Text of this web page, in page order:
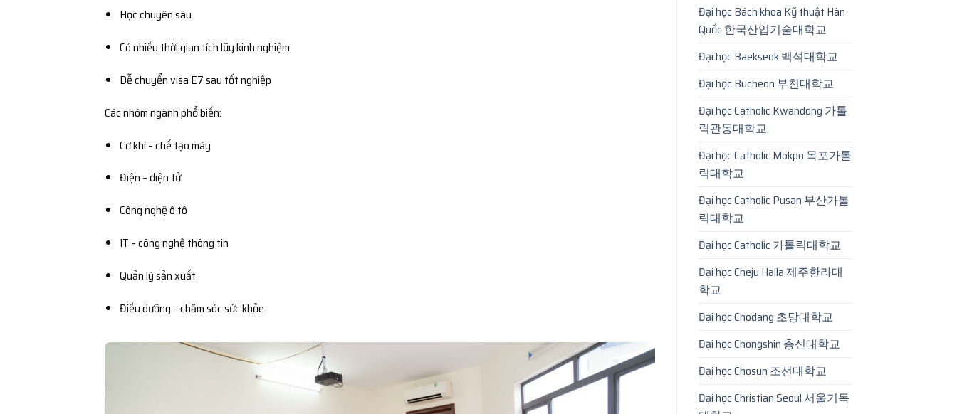
Học chuyên sâu
Có nhiều thời gian tích lũy kinh nghiệm
Dễ chuyển visa E7 sau tốt nghiệp
Các nhóm ngành phổ biến:
Cơ khí – chế tạo máy
Điện – điện tử
Công nghệ ô tô
IT – công nghệ thông tin
Quản lý sản xuất
Điều dưỡng – chăm sóc sức khỏe
Đại học Bách khoa Kỹ thuật Hàn
Quốc 한국산업기술대학교
Đại học Baekseok 백석대학교
Đại học Bucheon 부천대학교
Đại học Catholic Kwandong 가톨
릭관동대학교
Đại học Catholic Mokpo 목포가톨
릭대학교
Đại học Catholic Pusan 부산가톨
릭대학교
Đại học Catholic 가톨릭대학교
Đại học Cheju Halla 제주한라대
학교
Đại học Chodang 초당대학교
Đại học Chongshin 총신대학교
Đại học Chosun 조선대학교
Đại học Christian Seoul 서울기독